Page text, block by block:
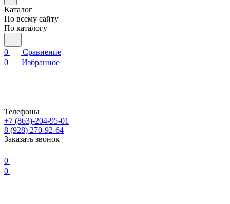
Каталог
По всему сайту
По каталогу
0
Сравнение
0
Избранное
Телефоны
+7 (863)-204-95-01
8 (928) 270-92-64
Заказать звонок
0
0